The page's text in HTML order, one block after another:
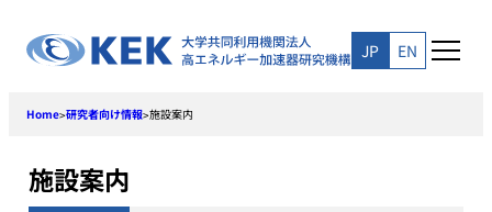
content
JP EN
Home>研究者向け情報>施設案内
施設案内